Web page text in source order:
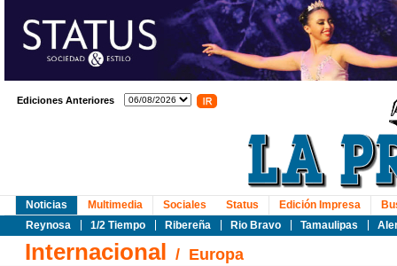
Ediciones Anteriores
Noticias
Reynosa
1/2 Tiempo Ribereña Rio Bravo Tamaulipas
Multimedia Sociales Status Edición Impresa
Internacional / Europa